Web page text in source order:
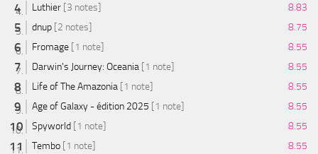
Luthier [3 notes]
8.83
dnup [2 notes]
8.75
Fromage [1 note]
8.55
Darwin's Journey: Oceania [1 note]
8.55
Life of The Amazonia [1 note]
8.55
Age of Galaxy - édition 2025 [1 note]
8.55
Spyworld [1 note]
8.55
Tembo [1 note]
8.55